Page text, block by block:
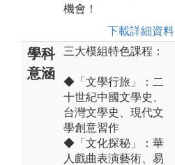
機會！
下載詳細資料
學科
意涵
三大模組特色課程：
◆「文學行旅」：二
十世紀中國文學史、
台灣文學史、現代文
學創意習作
◆「文化探秘」：華
人戲曲表演藝術、易